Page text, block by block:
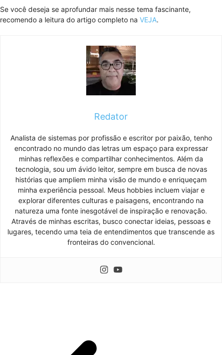
Se você deseja se aprofundar mais nesse tema fascinante,
recomendo a leitura do artigo completo na VEJA.
Redator
Analista de sistemas por profissão e escritor por paixão, tenho
encontrado no mundo das letras um espaço para expressar
minhas reflexões e compartilhar conhecimentos. Além da
tecnologia, sou um ávido leitor, sempre em busca de novas
histórias que ampliem minha visão de mundo e enriqueçam
minha experiência pessoal. Meus hobbies incluem viajar e
explorar diferentes culturas e paisagens, encontrando na
natureza uma fonte inesgotável de inspiração e renovação.
Através de minhas escritas, busco conectar ideias, pessoas e
lugares, tecendo uma teia de entendimentos que transcende as
fronteiras do convencional.